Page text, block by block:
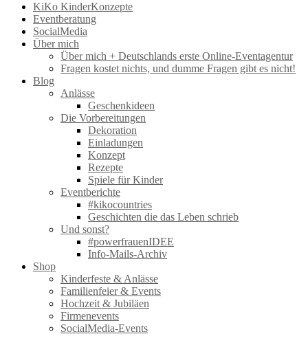
KiKo KinderKonzepte
Eventberatung
SocialMedia
Über mich
Über mich + Deutschlands erste Online-Eventagentur
Fragen kostet nichts, und dumme Fragen gibt es nicht!
Blog
Anlässe
Geschenkideen
Die Vorbereitungen
Dekoration
Einladungen
Konzept
Rezepte
Spiele für Kinder
Eventberichte
#kikocountries
Geschichten die das Leben schrieb
Und sonst?
#powerfrauenIDEE
Info-Mails-Archiv
Shop
Kinderfeste & Anlässe
Familienfeier & Events
Hochzeit & Jubiläen
Firmenevents
SocialMedia-Events